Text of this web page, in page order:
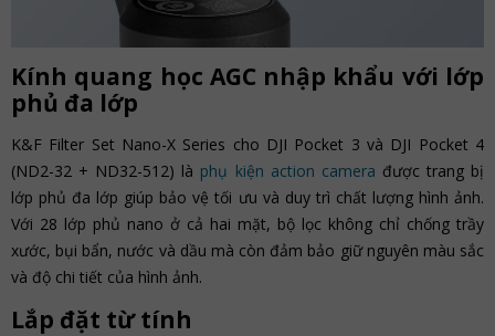
Kính quang học AGC nhập khẩu với lớp
phủ đa lớp
K&F Filter Set Nano-X Series cho DJI Pocket 3 và DJI Pocket 4
(ND2-32 + ND32-512) là phụ kiện action camera được trang bị
lớp phủ đa lớp giúp bảo vệ tối ưu và duy trì chất lượng hình ảnh.
Với 28 lớp phủ nano ở cả hai mặt, bộ lọc không chỉ chống trầy
xước, bụi bẩn, nước và dầu mà còn đảm bảo giữ nguyên màu sắc
và độ chi tiết của hình ảnh.
Lắp đặt từ tính